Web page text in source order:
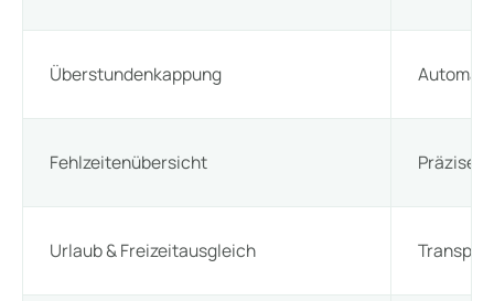
Überstundenkappung
Fehlzeitenübersicht Präzise
Urlaub & Freizeitausgleich